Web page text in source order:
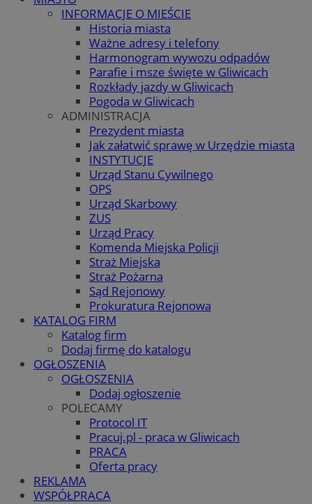
INFORMACJE O MIEŚCIE
Historia miasta
Ważne adresy i telefony
Harmonogram wywozu odpadów
Parafie i msze święte w Gliwicach
Rozkłady jazdy w Gliwicach
Pogoda w Gliwicach
ADMINISTRACJA
Prezydent miasta
Jak załatwić sprawę w Urzędzie miasta
INSTYTUCJE
Urząd Stanu Cywilnego
OPS
Urząd Skarbowy
ZUS
Urząd Pracy
Komenda Miejska Policji
Straż Miejska
Straż Pożarna
Sąd Rejonowy
Prokuratura Rejonowa
KATALOG FIRM
Katalog firm
Dodaj firmę do katalogu
OGŁOSZENIA
OGŁOSZENIA
Dodaj ogłoszenie
POLECAMY
Protocol IT
Pracuj.pl - praca w Gliwicach
PRACA
Oferta pracy
REKLAMA
WSPÓŁPRACA